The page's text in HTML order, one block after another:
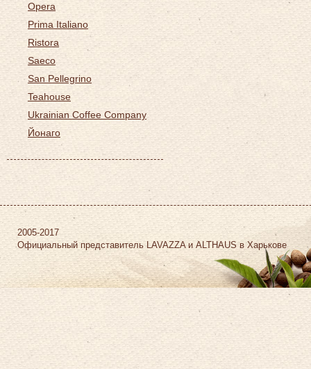
Opera
Prima Italiano
Ristora
Saeco
San Pellegrino
Teahouse
Ukrainian Coffee Company
Йонаго
2005-2017
Официальный представитель LAVAZZA и ALTHAUS в Харькове